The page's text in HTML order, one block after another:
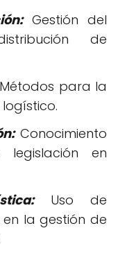
Gestión del
de
para la
Conocimiento
en
Uso de
la gestión de